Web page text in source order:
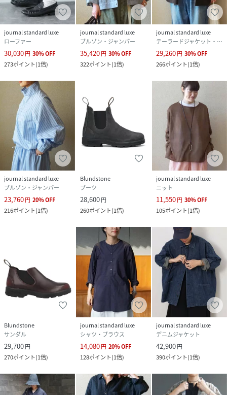
journal standard luxe
ローファー
30,030円 30%OFF
273ポイント(1倍)
journal standard luxe
ブルゾン・ジャンパー
35,420円 30%OFF
322ポイント(1倍)
journal standard luxe
テーラードジャケット・ブレザー
29,260円 30%OFF
266ポイント(1倍)
journal standard luxe
ブルゾン・ジャンパー
23,760円 20%OFF
216ポイント(1倍)
Blundstone
ブーツ
28,600円
260ポイント(1倍)
journal standard luxe
ニット
11,550円 30%OFF
105ポイント(1倍)
Blundstone
サンダル
29,700円
270ポイント(1倍)
journal standard luxe
シャツ・ブラウス
14,080円 20%OFF
128ポイント(1倍)
journal standard luxe
デニムジャケット
42,900円
390ポイント(1倍)